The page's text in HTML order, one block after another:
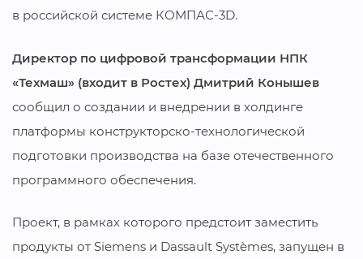
в российской системе КОМПАС-3D.
Директор по цифровой трансформации НПК
«Техмаш» (входит в Ростех) Дмитрий Конышев
сообщил о создании и внедрении в холдинге
платформы конструкторско-технологической
подготовки производства на базе отечественного
программного обеспечения.
Проект, в рамках которого предстоит заместить
продукты от Siemens и Dassault Systèmes, запущен в